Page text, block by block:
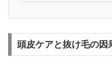
頭皮ケアと抜け毛の因